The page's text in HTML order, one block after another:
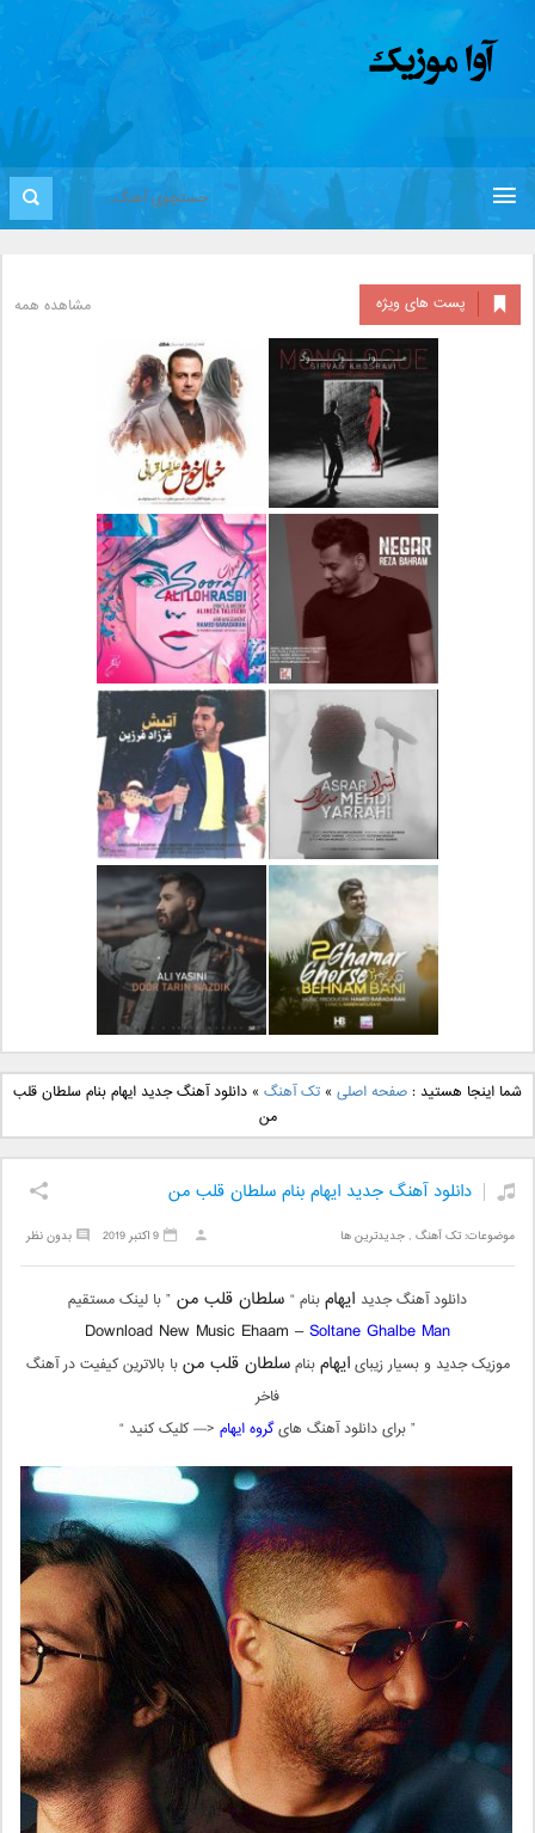
پست های ویژه مشاهده همه
دانلود آلبوم جدید سیروان
خسروی بنام مونولوگ
دانلود آهنگ جدید علیرضا
قربانی بنام خیال خوش
دانلود آهنگ جدید رضا
بهرام بنام نگار
دانلود آهنگ جدید علی
لهراسبی بنام صورت
دانلود آهنگ جدید مهدی
یراحی بنام اسرار
دانلود آهنگ جدید فرزاد
فرزین بنام آتیش
دانلود آهنگ جدید بهنام
بانی بنام قرص قمر 2
دانلود آهنگ جدید علی
یاسینی بنام دورترین نزدیک
شما اینجا هستید :صفحه اصلی »تک آهنگ »دانلود آهنگ جدید ایهام بنام سلطان قلب
من
دانلود آهنگ جدید ایهام بنام سلطان قلب من
موضوعات:تک آهنگ ,جدیدترین ها بدون نظر 9 اکتبر 2019
دانلود آهنگ جدید ایهامبنام “ سلطان قلب من ” با لینک مستقیم
Download New Music Ehaam –Soltane Ghalbe Man
موزیک جدید و بسیار زیبایایهامبنامسلطان قلب منبا بالاترین کیفیت در آهنگ
فاخر
” برای دانلود آهنگ هایگروه ایهام <— کلیک کنید “